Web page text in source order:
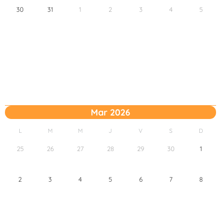
30 31 1 2 3 4 5
Mar 2026
L M M J V S D
25 26 27 28 29 30 1
2 3 4 5 6 7 8